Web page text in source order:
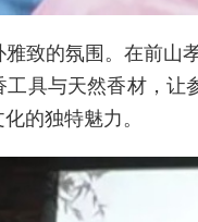
致的氛围。在前山
具与天然香材，让
的独特魅力。